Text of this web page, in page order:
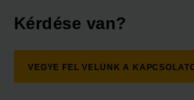
Kérdése van?
VEGYE FEL VELÜNK A